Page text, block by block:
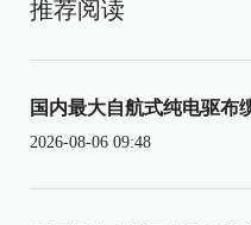
推荐阅读
国内最大自航式纯电驱布
2026-08-06 09:48